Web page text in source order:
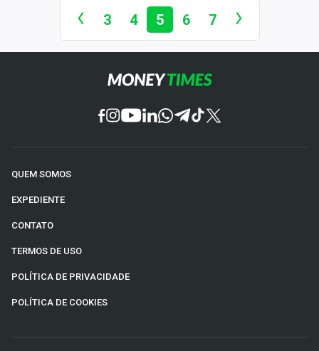
3 4 5 6 7
QUEM SOMOS
EXPEDIENTE
CONTATO
TERMOS DE USO
POLÍTICA DE PRIVACIDADE
POLÍTICA DE COOKIES